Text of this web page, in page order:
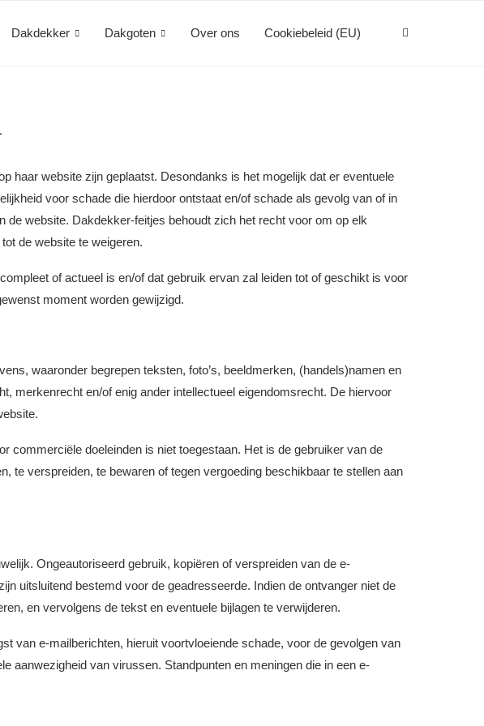
Dakdekker Dakgoten Over ons Cookiebeleid (EU)
haar website zijn geplaatst. Desondanks is het mogelijk dat er eventuele
voor schade die hierdoor ontstaat en/of schade als gevolg van of in
website. Dakdekker-feitjes behoudt zich het recht voor om op elk
de website te weigeren.
of actueel is en/of dat gebruik ervan zal leiden tot of geschikt is voor
moment worden gewijzigd.
waaronder begrepen teksten, foto’s, beeldmerken, (handels)namen en
merkenrecht en/of enig ander intellectueel eigendomsrecht. De hiervoor
commerciële doeleinden is niet toegestaan. Het is de gebruiker van de
te verspreiden, te bewaren of tegen vergoeding beschikbaar te stellen aan
Ongeautoriseerd gebruik, kopiëren of verspreiden van de e-
uitsluitend bestemd voor de geadresseerde. Indien de ontvanger niet de
en vervolgens de tekst en eventuele bijlagen te verwijderen.
van e-mailberichten, hieruit voortvloeiende schade, voor de gevolgen van
aanwezigheid van virussen. Standpunten en meningen die in een e-